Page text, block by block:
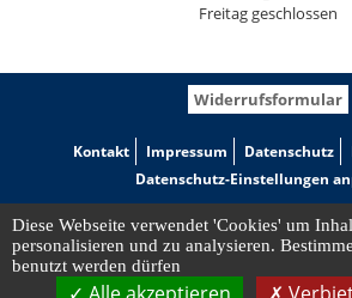
Freitag geschlossen
Widerrufsformular
Kontakt Impressum Datenschutz
Datenschutz-Einstellungen
Diese Webseite verwendet 'Cookies' um
personalisieren und zu analysieren.
benutzt werden dürfen